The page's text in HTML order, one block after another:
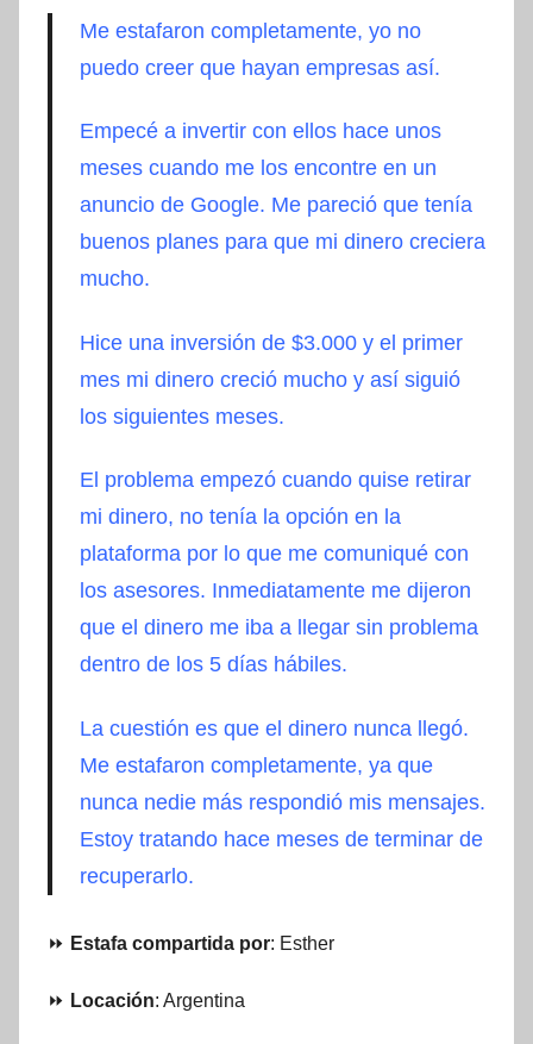
Me estafaron completamente, yo no
puedo creer que hayan empresas así.
Empecé a invertir con ellos hace unos
meses cuando me los encontre en un
anuncio de Google. Me pareció que tenía
buenos planes para que mi dinero creciera
mucho.
Hice una inversión de $3.000 y el primer
mes mi dinero creció mucho y así siguió
los siguientes meses.
El problema empezó cuando quise retirar
mi dinero, no tenía la opción en la
plataforma por lo que me comuniqué con
los asesores. Inmediatamente me dijeron
que el dinero me iba a llegar sin problema
dentro de los 5 días hábiles.
La cuestión es que el dinero nunca llegó.
Me estafaron completamente, ya que
nunca nedie más respondió mis mensajes.
Estoy tratando hace meses de terminar de
recuperarlo.
⏩ Estafa compartida por: Esther
⏩ Locación: Argentina